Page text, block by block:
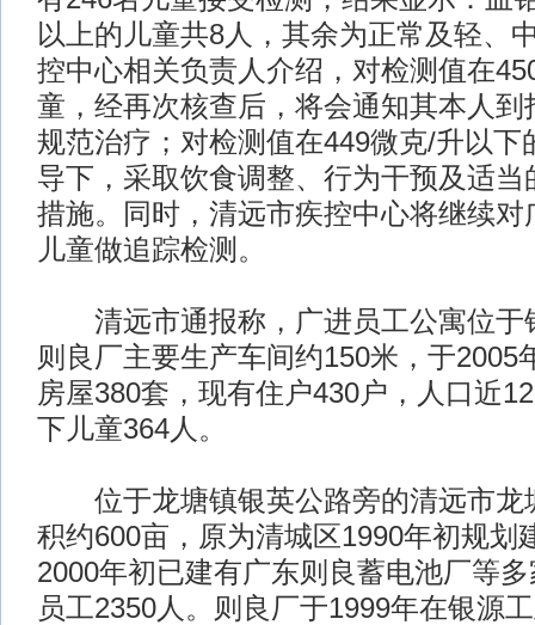
以上的儿童共8人，其余为正常及轻、
控中心相关负责人介绍，对检测值在
童，经再次核查后，将会通知其本人到
规范治疗；对检测值在449微克/升以下
导下，采取饮食调整、行为干预及适当
措施。同时，清远市疾控中心将继续对
儿童做追踪检测。
清远市通报称，广进员工公寓位于
则良厂主要生产车间约150米，于2005
房屋380套，现有住户430户，人口近
下儿童364人。
位于龙塘镇银英公路旁的清远市龙
积约600亩，原为清城区1990年初规划
2000年初已建有广东则良蓄电池厂等
员工2350人。则良厂于1999年在银源